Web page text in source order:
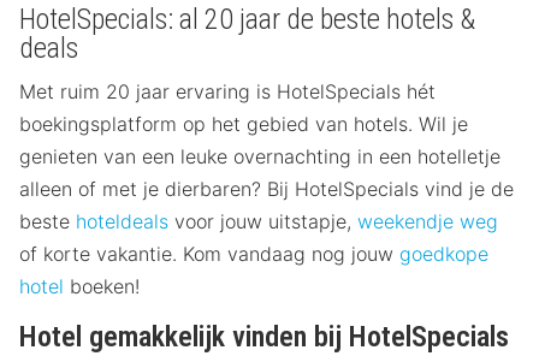
HotelSpecials: al 20 jaar de beste hotels &
deals
Met ruim 20 jaar ervaring is HotelSpecials hét
boekingsplatform op het gebied van hotels. Wil je
genieten van een leuke overnachting in een hotelletje
alleen of met je dierbaren? Bij HotelSpecials vind je de
beste hoteldeals voor jouw uitstapje, weekendje weg
of korte vakantie. Kom vandaag nog jouw goedkope
hotel boeken!
Hotel gemakkelijk vinden bij HotelSpecials